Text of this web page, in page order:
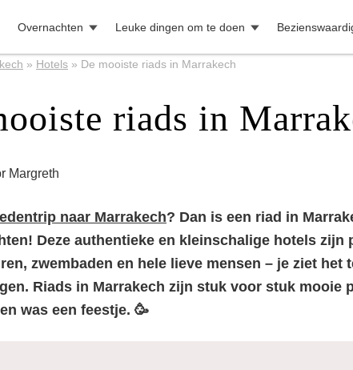
Overnachten Leuke dingen om te doen
» Hotels » De mooiste riads in Marrakech
riads in
Margreth
naar Marrakech? Dan is een riad in
Deze authentieke en kleinschalige hotels
zwembaden en hele lieve mensen – je ziet het
Riads in Marrakech zijn stuk voor stuk mooie
was een feestje. 🥳